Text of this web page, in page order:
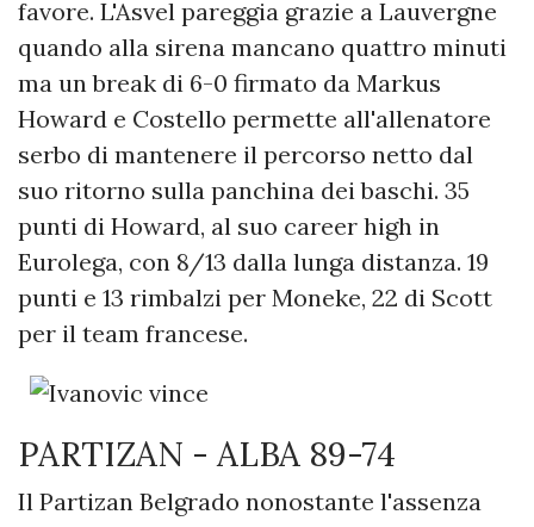
favore. L'Asvel pareggia grazie a Lauvergne
quando alla sirena mancano quattro minuti
ma un break di 6-0 firmato da Markus
Howard e Costello permette all'allenatore
serbo di mantenere il percorso netto dal
suo ritorno sulla panchina dei baschi. 35
punti di Howard, al suo career high in
Eurolega, con 8/13 dalla lunga distanza. 19
punti e 13 rimbalzi per Moneke, 22 di Scott
per il team francese.
PARTIZAN - ALBA 89-74
Il Partizan Belgrado nonostante l'assenza